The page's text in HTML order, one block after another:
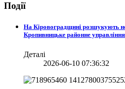
Події
На Кіровоградщині розшукують
Кропивницьке районне
Деталі
2026-06-10 07:36:32